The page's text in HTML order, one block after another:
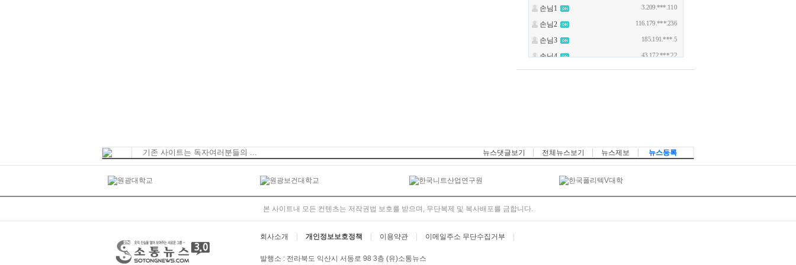
기존 사이트는 독자여러분들의 ... 뉴스댓글보기 전체뉴스보기 뉴스제보 뉴스등록
본 사이트내 모든 컨텐츠는 저작권법 보호를 받으며, 무단복제 및 복사배포를 금합니다.
회사소개 개인정보보호정책 이용약관 이메일주소 무단수집거부
발행소 : 전라북도 익산시 서동로 98 3층 (유)소통뉴스